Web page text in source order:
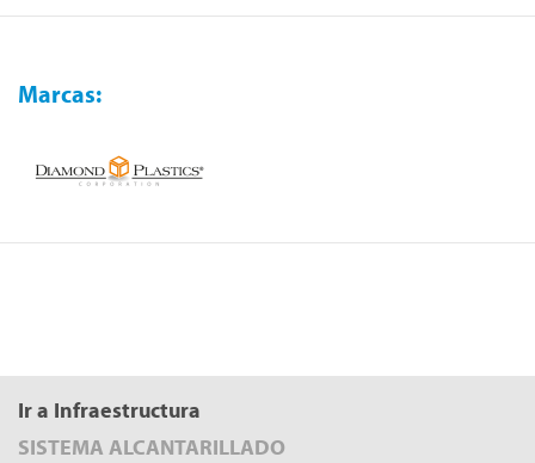
Marcas:
Ir a Infraestructura
SISTEMA ALCANTARILLADO